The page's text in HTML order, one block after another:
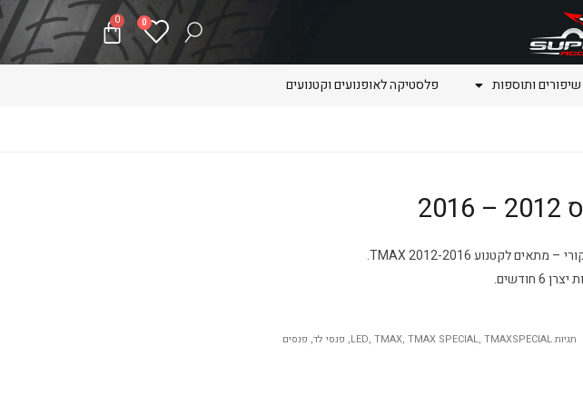
0
0
שיפורים ותוספות פלסטיקה לאופנועים וקטנועים
תגיות LED, TMAX, TMAX SPECIAL, TMAXSPECIAL
, פנסי לד, פנסים